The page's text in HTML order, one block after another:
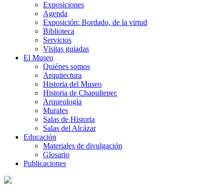
Exposiciones
Agenda
Exposición: Bordado, de la virtud
Biblioteca
Servicios
Visitas guiadas
El Museo
Quiénes somos
Arquitectura
Historia del Museo
Historia de Chapultepec
Arqueología
Murales
Salas de Historia
Salas del Alcázar
Educación
Materiales de divulgación
Glosario
Publicaciones